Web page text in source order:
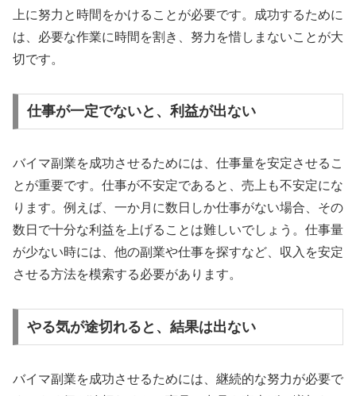
上に努力と時間をかけることが必要です。成功するために
は、必要な作業に時間を割き、努力を惜しまないことが大
切です。
仕事が一定でないと、利益が出ない
バイマ副業を成功させるためには、仕事量を安定させるこ
とが重要です。仕事が不安定であると、売上も不安定にな
ります。例えば、一か月に数日しか仕事がない場合、その
数日で十分な利益を上げることは難しいでしょう。仕事量
が少ない時には、他の副業や仕事を探すなど、収入を安定
させる方法を模索する必要があります。
やる気が途切れると、結果は出ない
バイマ副業を成功させるためには、継続的な努力が必要で